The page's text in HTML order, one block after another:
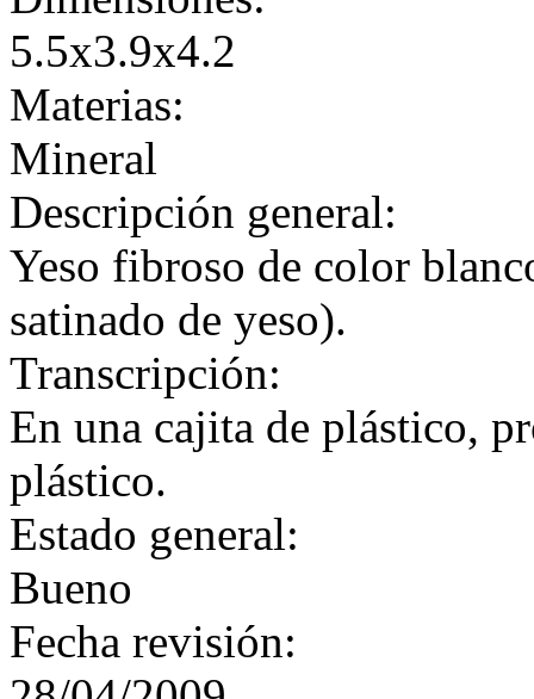
5.5x3.9x4.2
Materias:
Mineral
Descripción general:
Yeso fibroso de color
satinado de yeso).
Transcripción:
En una cajita de plástico,
plástico.
Estado general:
Bueno
Fecha revisión: